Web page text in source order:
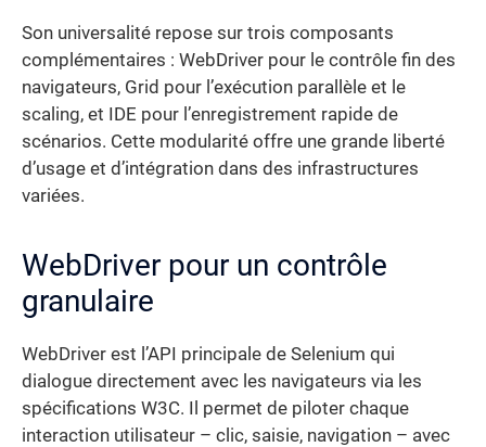
Son universalité repose sur trois composants
complémentaires : WebDriver pour le contrôle fin des
navigateurs, Grid pour l’exécution parallèle et le
scaling, et IDE pour l’enregistrement rapide de
scénarios. Cette modularité offre une grande liberté
d’usage et d’intégration dans des infrastructures
variées.
WebDriver pour un contrôle
granulaire
WebDriver est l’API principale de Selenium qui
dialogue directement avec les navigateurs via les
spécifications W3C. Il permet de piloter chaque
interaction utilisateur – clic, saisie, navigation – avec